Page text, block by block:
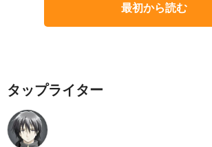
最初から読む
タップライター